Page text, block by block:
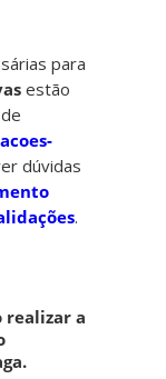
para
estão
dúvidas
.
realizar a